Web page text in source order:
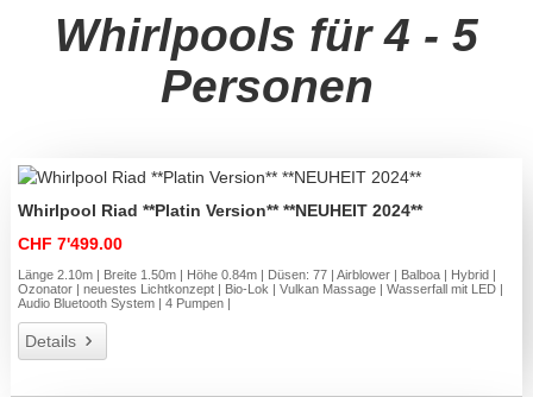
Whirlpools für 4 - 5
Personen
Whirlpool Riad **Platin Version** **NEUHEIT 2024**
CHF 7'499.00
Länge 2.10m | Breite 1.50m | Höhe 0.84m | Düsen: 77 | Airblower | Balboa | Hybrid |
Ozonator | neuestes Lichtkonzept | Bio-Lok | Vulkan Massage | Wasserfall mit LED |
Audio Bluetooth System | 4 Pumpen |
Details